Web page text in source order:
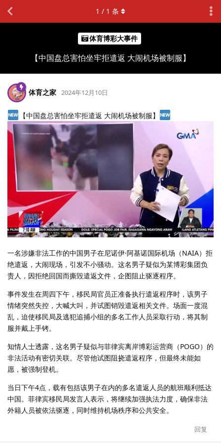
体育博彩大事件
【中国盘总害怕坐牢拒遣返 大闹机场被制服】
1 / 1 条
体育之家 2024年12月10日
【中国盘总害怕坐牢拒遣返 大闹机场被制服】
一名涉嫌非法工作的中国男子在尼诺伊·阿基诺国际机场（NAIA）拒
绝遣返，大闹现场，引发不小骚动。这名男子疑似为某博彩集团负
责人，因拒绝回国而撕毁遣返文件，企图阻止驱逐程序。
事件发生在周四下午，移民局官员正准备执行遣返程序时，该男子
情绪突然失控，大喊大叫，并试图销毁遣返相关文件。场面一度混
乱，迫使移民局及逃犯追捕小组的多名工作人员采取行动，将其制
服并戴上手铐。
知情人士透露，这名男子疑似与菲律宾离岸博彩运营商（POGO）的
非法活动有密切关联。尽管他试图阻挠遣返程序，但最终未能如
愿，被强制登机。
当日下午4点，载有包括该男子在内的多名遣返人员的航班顺利抵达
中国。菲律宾移民局发言人表示，将继续加强执法力度，确保非法
外籍人员被依法驱逐，同时维持机场秩序和公共安全。
回复